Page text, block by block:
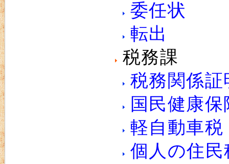
委任状
転出
税務課
税務関係
国民健康
軽自動車
個人の住